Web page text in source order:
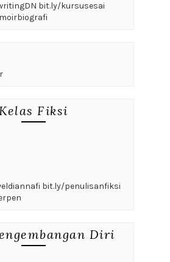
bit.ly/kursusesai
Fiksi
bit.ly/penulisanfiksi
Diri